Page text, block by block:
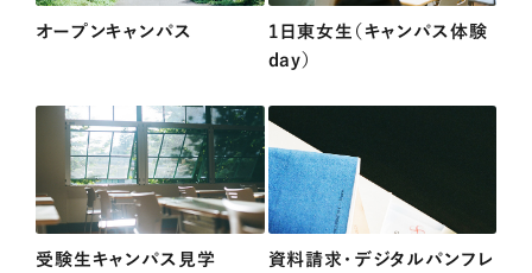
オープンキャンパス
1日東女生（キャンパス体験
day）
受験生キャンパス見学
資料請求・デジタルパンフレ